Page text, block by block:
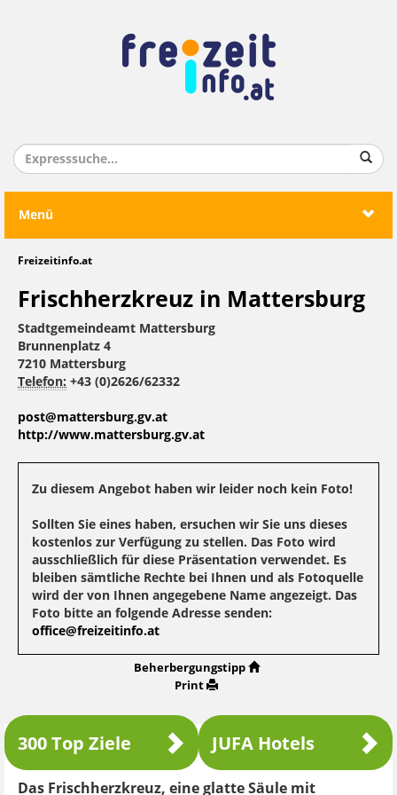
Menü
Freizeitinfo.at
Frischherzkreuz in Mattersburg
Stadtgemeindeamt Mattersburg
Brunnenplatz 4
7210 Mattersburg
Telefon: +43 (0)2626/62332
post@mattersburg.gv.at
http://www.mattersburg.gv.at
Zu diesem Angebot haben wir leider noch kein Foto!
Sollten Sie eines haben, ersuchen wir Sie uns dieses
kostenlos zur Verfügung zu stellen. Das Foto wird
ausschließlich für diese Präsentation verwendet. Es
bleiben sämtliche Rechte bei Ihnen und als Fotoquelle
wird der von Ihnen angegebene Name angezeigt. Das
Foto bitte an folgende Adresse senden:
office@freizeitinfo.at
Beherbergungstipp
Print
300 Top Ziele JUFA Hotels
Das Frischherzkreuz, eine glatte Säule mit